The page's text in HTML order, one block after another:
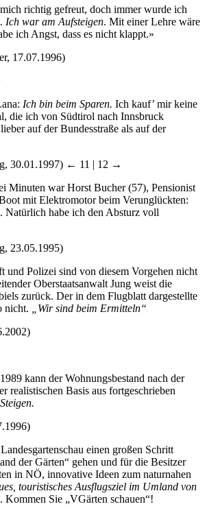
richtig gefreut, doch immer wurde ich
Ich war am Aufsteigen. Mit einer Lehre wäre
ich Angst, dass es nicht klappt.»
17.07.1996)
Ich bin beim Sparen. Ich kauf’ mir keine
die ich von Südtirol nach Innsbruck
auf der Bundesstraße als auf der
30.01.1997) ← 11 | 12 →
Minuten war Horst Bucher (57), Pensionist
mit Elektromotor beim Verunglückten:
. Natürlich habe ich den Absturz voll
23.05.1995)
und Polizei sind von diesem Vorgehen nicht
Oberstaatsanwalt Jung weist die
zurück. Der in dem Flugblatt dargestellte
nicht.
Wir sind beim Ermitteln“
kann der Wohnungsbestand nach der
realistischen Basis aus fortgeschrieben
einen großen Schritt
der Gärten“ gehen und für die Besitzer
in NÖ, innovative Ideen zum naturnahen
touristisches Ausflugsziel im Umland von
. Kommen Sie „VGärten schauen“!